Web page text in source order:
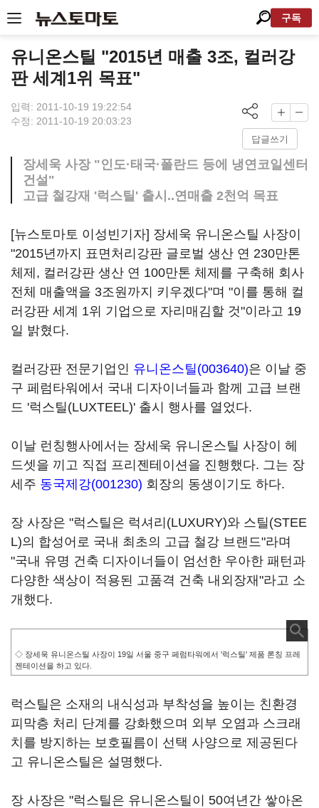
구독
유니온스틸 "2015년 매출 3조, 컬러강
판 세계1위 목표"
입력: 2011-10-19 19:22:54
수정: 2011-10-19 20:03:23
답글쓰기
장세욱 사장 "인도·태국·폴란드 등에 냉연코일센터
건설"
고급 철강재 '럭스틸' 출시..연매출 2천억 목표
[뉴스토마토 이성빈기자] 장세욱 유니온스틸 사장이
"2015년까지 표면처리강판 글로벌 생산 연 230만톤
체제, 컬러강판 생산 연 100만톤 체제를 구축해 회사
전체 매출액을 3조원까지 키우겠다"며 "이를 통해 컬
러강판 세계 1위 기업으로 자리매김할 것"이라고 19
일 밝혔다.
컬러강판 전문기업인 유니온스틸(003640)은 이날 중
구 페럼타워에서 국내 디자이너들과 함께 고급 브랜
드 '럭스틸(LUXTEEL)' 출시 행사를 열었다.
이날 런칭행사에서는 장세욱 유니온스틸 사장이 헤
드셋을 끼고 직접 프리젠테이션을 진행했다. 그는 장
세주 동국제강(001230) 회장의 동생이기도 하다.
장 사장은 "럭스틸은 럭셔리(LUXURY)와 스틸(STEE
L)의 합성어로 국내 최초의 고급 철강 브랜드"라며
"국내 유명 건축 디자이너들이 엄선한 우아한 패턴과
다양한 색상이 적용된 고품격 건축 내외장재"라고 소
개했다.
◇ 장세욱 유니온스틸 사장이 19일 서울 중구 페럼타워에서 '럭스틸' 제품 론칭 프레
젠테이션을 하고 있다.
럭스틸은 소재의 내식성과 부착성을 높이는 친환경
피막층 처리 단계를 강화했으며 외부 오염과 스크래
치를 방지하는 보호필름이 선택 사양으로 제공된다
고 유니온스틸은 설명했다.
장 사장은 "럭스틸은 유니온스틸이 50여년간 쌓아온